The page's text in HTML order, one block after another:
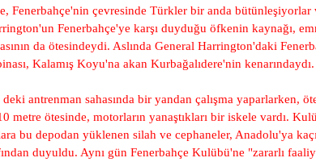
Fenerbahçe'nin çevresinde Türkler bir anda
Fenerbahçe'ye karşı duyduğu öfkenin kaynağı,
da ötesindeydi. Aslında General Harrington'daki
Kalamış Koyu'na akan Kurbağalıdere'nin kenarındaydı.
antrenman sahasında bir yandan çalışma yaparlarken,
metre ötesinde, motorların yanaştıkları bir iskele vardı.
bu depodan yüklenen silah ve cephaneler, Anadolu'ya
duyuldu. Aynı gün Fenerbahçe Kulübü'ne "zararlı